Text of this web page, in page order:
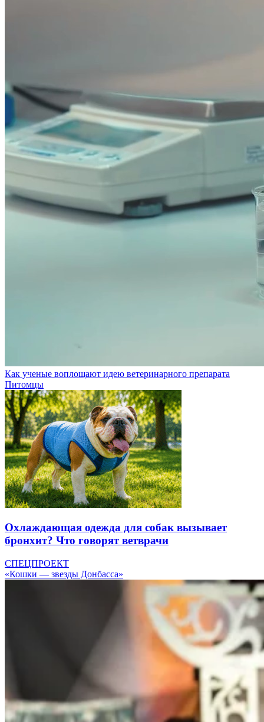
Как ученые воплощают идею ветеринарного препарата
Питомцы
Охлаждающая одежда для собак вызывает
бронхит? Что говорят ветврачи
СПЕЦПРОЕКТ
«Кошки — звезды Донбасса»